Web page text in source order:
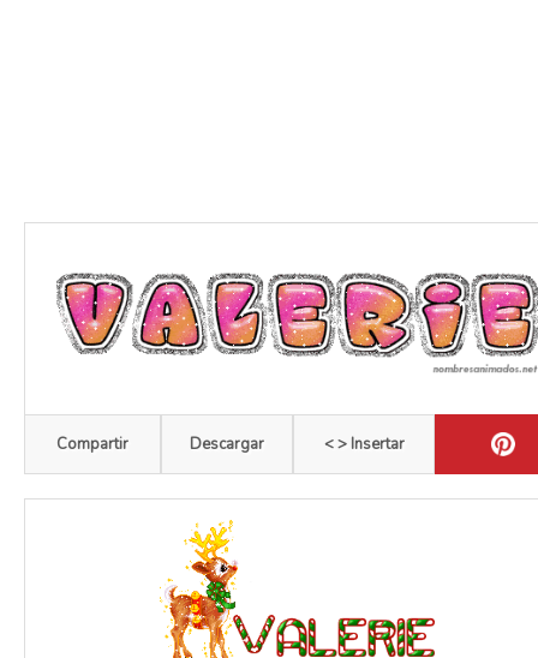
Compartir Descargar < > Insertar